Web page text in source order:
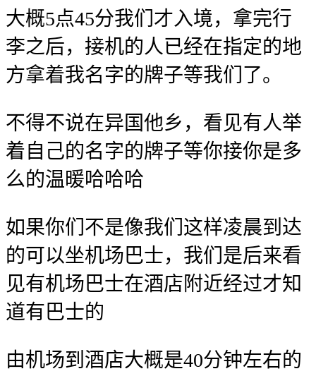
大概5点45分我们才入境，拿完行
李之后，接机的人已经在指定的地
方拿着我名字的牌子等我们了。
不得不说在异国他乡，看见有人举
着自己的名字的牌子等你接你是多
么的温暖哈哈哈
如果你们不是像我们这样凌晨到达
的可以坐机场巴士，我们是后来看
见有机场巴士在酒店附近经过才知
道有巴士的
由机场到酒店大概是40分钟左右的